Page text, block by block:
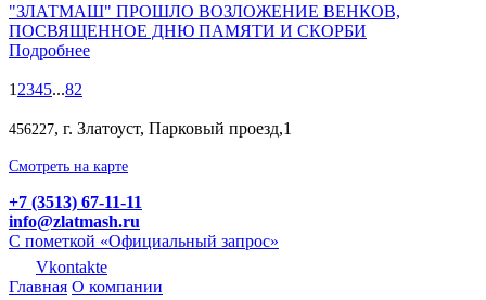
"ЗЛАТМАШ" ПРОШЛО ВОЗЛОЖЕНИЕ ВЕНКОВ,
ПОСВЯЩЕННОЕ ДНЮ ПАМЯТИ И СКОРБИ
Подробнее
1 2345...82
456227, г. Златоуст, Парковый проезд,1
Смотреть на карте
+7 (3513) 67-11-11
info@zlatmash.ru
С пометкой «Официальный запрос»
Vkontakte
Главная О компании